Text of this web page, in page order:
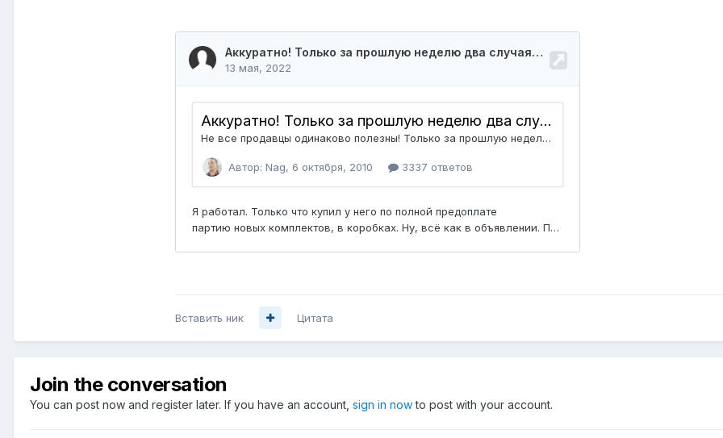
Вставить ник Цитата
Join the conversation
You can post now and register later. If you have an account, sign in nowto post with your account.